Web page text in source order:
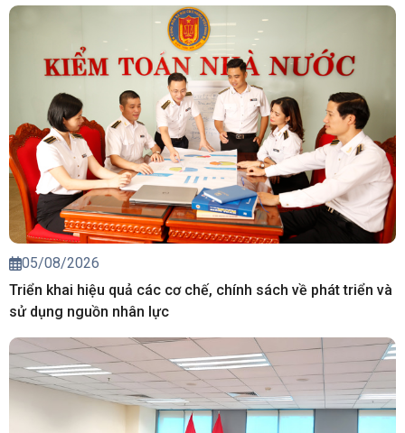
05/08/2026
Triển khai hiệu quả các cơ chế, chính sách về phát triển và
sử dụng nguồn nhân lực